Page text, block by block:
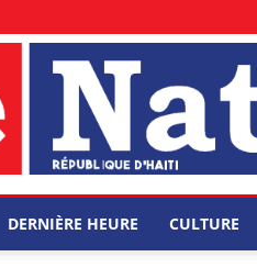
DERNIÈRE HEURE CULTURE